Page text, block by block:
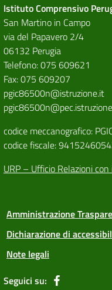
Istituto Comprensivo
San Martino in Campo
via del Papavero 2/4
06132 Perugia
Telefono: 075 609621
Fax: 075 609207
pgic86500n@istruzione.it
codice meccanografico:
codice fiscale:
URP – Ufficio Relazioni
Amministrazione
Dichiarazione di
Note legali
Seguici su: